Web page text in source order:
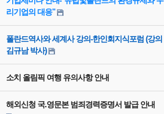
리기업의 대응"
폴란드역사와 세계사 강의-한인회지식포럼 (강의
김규남 박사)
소치 올림픽 여행 유의사항 안내
해외신청 국.영문본 범죄경력증명서 발급 안내